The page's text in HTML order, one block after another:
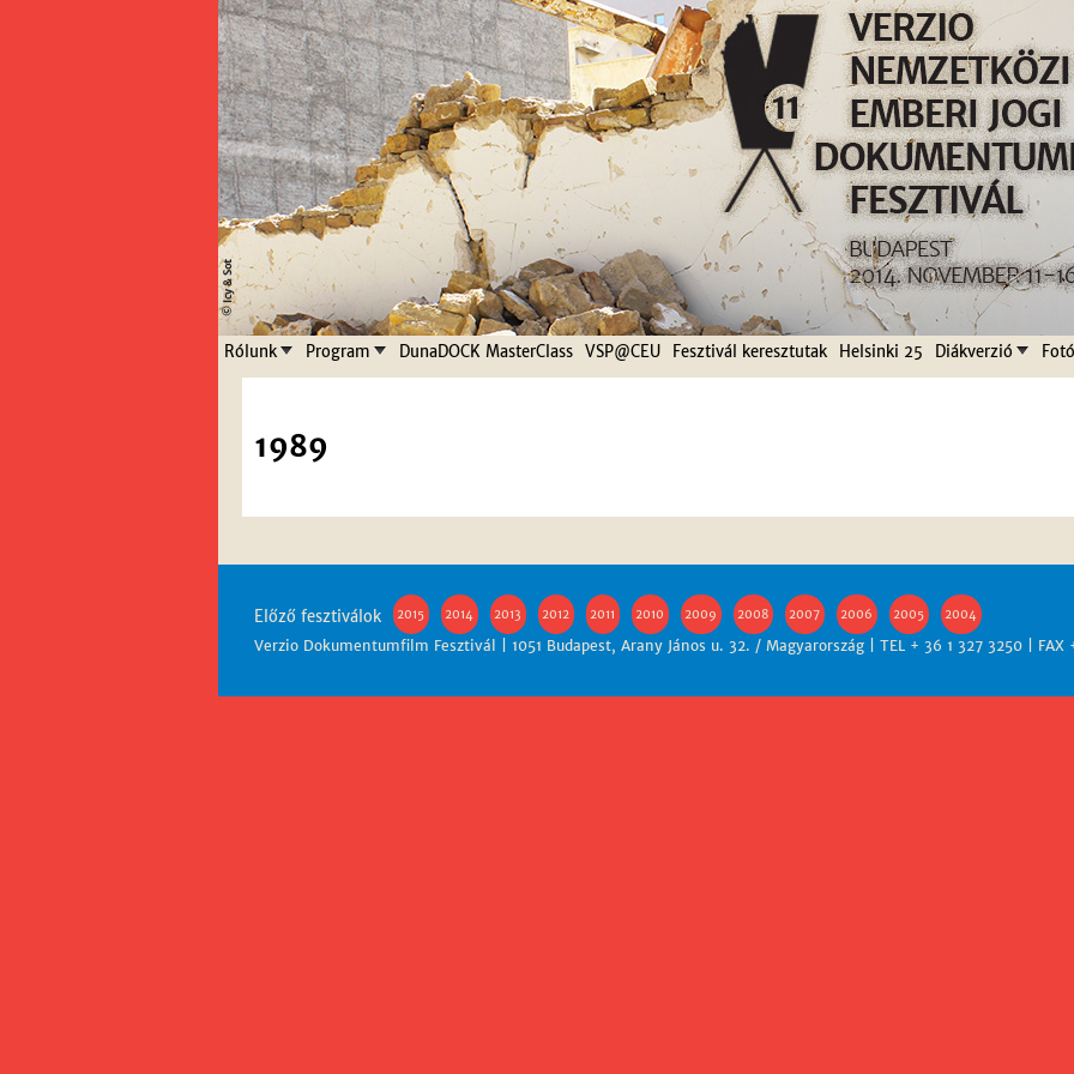
Jump to navigation
1989
Rólunk Program DunaDOCK MasterClass VSP@CEU Fesztivál keresztutak Helsinki 25 Diákverzió
Előző fesztiválok 2015 2014 2013 2012 2011 2010 2009 2008 2007 2006 2005 2004
Verzio Dokumentumfilm Fesztivál | 1051 Budapest, Arany János u. 32. / Magyarország | TEL + 36 1 327 3250 | FAX